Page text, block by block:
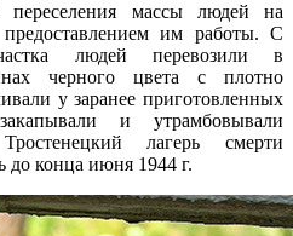
переселения массы людей на
им работы. С
людей перевозили в
черного цвета с плотно
у заранее приготовленных
и утрамбовывали
лагерь смерти
до конца июня 1944 г.